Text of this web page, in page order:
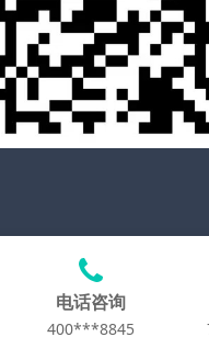
溢企推官网 All Rights
粤ICP备2021060587号-5
Theme byWordPress
电话咨询
400***8845